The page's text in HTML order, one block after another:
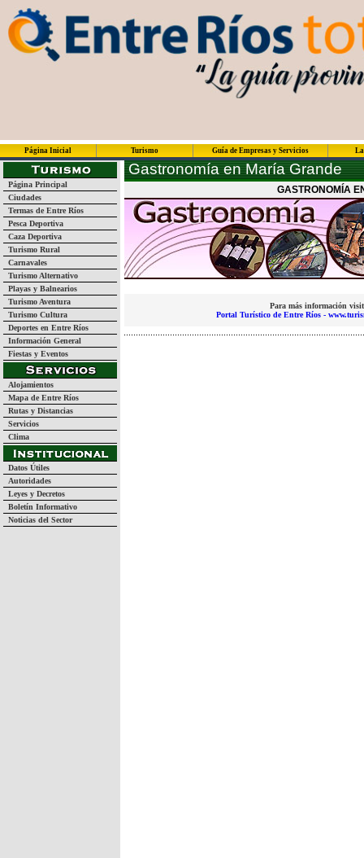
Página Inicial Turismo Guía de Empresas y Servicios
Página Principal
Ciudades
Termas de Entre Ríos
Pesca Deportiva
Caza Deportiva
Turismo Rural
Carnavales
Turismo Alternativo
Playas y Balnearios
Turismo Aventura
Turismo Cultura
Deportes en Entre Ríos
Información General
Fiestas y Eventos
Alojamientos
Mapa de Entre Ríos
Rutas y Distancias
Servicios
Clima
Datos Útiles
Autoridades
Leyes y Decretos
Boletín Informativo
Noticias del Sector
Gastronomía en María Grande
GASTRONOMÍA
Para más información
Portal Turístico de Entre Ríos -